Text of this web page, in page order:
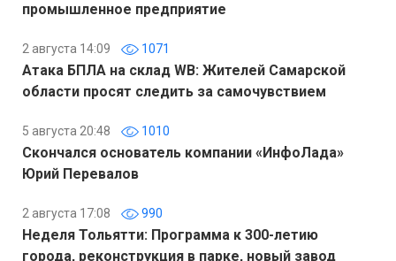
промышленное предприятие
2 августа 14:09 1071
Атака БПЛА на склад WB: Жителей Самарской
области просят следить за самочувствием
5 августа 20:48 1010
Скончался основатель компании «ИнфоЛада»
Юрий Перевалов
2 августа 17:08 990
Неделя Тольятти: Программа к 300-летию
города, реконструкция в парке, новый завод